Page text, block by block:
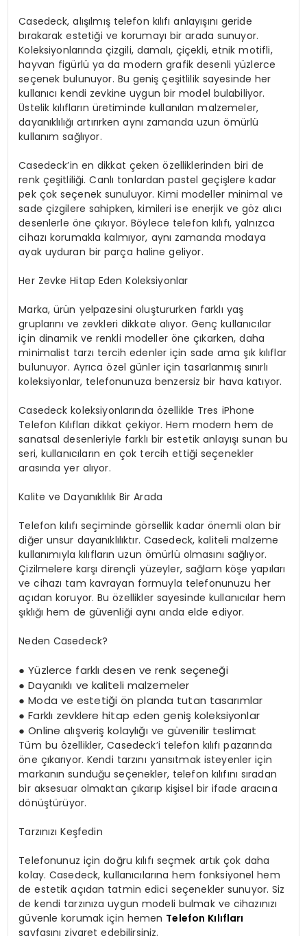
Casedeck, alışılmış telefon kılıfı anlayışını geride
bırakarak estetiği ve korumayı bir arada sunuyor.
Koleksiyonlarında çizgili, damalı, çiçekli, etnik motifli,
hayvan figürlü ya da modern grafik desenli yüzlerce
seçenek bulunuyor. Bu geniş çeşitlilik sayesinde her
kullanıcı kendi zevkine uygun bir model bulabiliyor.
Üstelik kılıfların üretiminde kullanılan malzemeler,
dayanıklılığı artırırken aynı zamanda uzun ömürlü
kullanım sağlıyor.
Casedeck’in en dikkat çeken özelliklerinden biri de
renk çeşitliliği. Canlı tonlardan pastel geçişlere kadar
pek çok seçenek sunuluyor. Kimi modeller minimal ve
sade çizgilere sahipken, kimileri ise enerjik ve göz alıcı
desenlerle öne çıkıyor. Böylece telefon kılıfı, yalnızca
cihazı korumakla kalmıyor, aynı zamanda modaya
ayak uyduran bir parça haline geliyor.
Her Zevke Hitap Eden Koleksiyonlar
Marka, ürün yelpazesini oluştururken farklı yaş
gruplarını ve zevkleri dikkate alıyor. Genç kullanıcılar
için dinamik ve renkli modeller öne çıkarken, daha
minimalist tarzı tercih edenler için sade ama şık kılıflar
bulunuyor. Ayrıca özel günler için tasarlanmış sınırlı
koleksiyonlar, telefonunuza benzersiz bir hava katıyor.
Casedeck koleksiyonlarında özellikle Tres iPhone
Telefon Kılıfları dikkat çekiyor. Hem modern hem de
sanatsal desenleriyle farklı bir estetik anlayışı sunan bu
seri, kullanıcıların en çok tercih ettiği seçenekler
arasında yer alıyor.
Kalite ve Dayanıklılık Bir Arada
Telefon kılıfı seçiminde görsellik kadar önemli olan bir
diğer unsur dayanıklılıktır. Casedeck, kaliteli malzeme
kullanımıyla kılıfların uzun ömürlü olmasını sağlıyor.
Çizilmelere karşı dirençli yüzeyler, sağlam köşe yapıları
ve cihazı tam kavrayan formuyla telefonunuzu her
açıdan koruyor. Bu özellikler sayesinde kullanıcılar hem
şıklığı hem de güvenliği aynı anda elde ediyor.
Neden Casedeck?
●Yüzlerce farklı desen ve renk seçeneği
●Dayanıklı ve kaliteli malzemeler
●Moda ve estetiği ön planda tutan tasarımlar
●Farklı zevklere hitap eden geniş koleksiyonlar
●Online alışveriş kolaylığı ve güvenilir teslimat
Tüm bu özellikler, Casedeck’i telefon kılıfı pazarında
öne çıkarıyor. Kendi tarzını yansıtmak isteyenler için
markanın sunduğu seçenekler, telefon kılıfını sıradan
bir aksesuar olmaktan çıkarıp kişisel bir ifade aracına
dönüştürüyor.
Tarzınızı Keşfedin
Telefonunuz için doğru kılıfı seçmek artık çok daha
kolay. Casedeck, kullanıcılarına hem fonksiyonel hem
de estetik açıdan tatmin edici seçenekler sunuyor. Siz
de kendi tarzınıza uygun modeli bulmak ve cihazınızı
güvenle korumak için hemen Telefon Kılıfları
sayfasını ziyaret edebilirsiniz.